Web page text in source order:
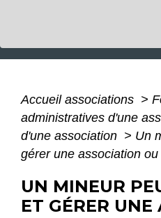
Accueil associations >
administratives d'une
d'une association > Un
gérer une association
UN MINEUR
ET GÉRER UNE